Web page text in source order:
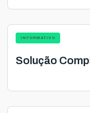
INFORMATIVO
Solução